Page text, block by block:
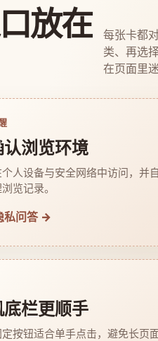
放在
每张卡都
类、再选
在页面里迷
认浏览环境
人设备与安全网络中访问，并自
览记录。
私问答 →
底栏更顺手
按钮适合单手点击，避免长页